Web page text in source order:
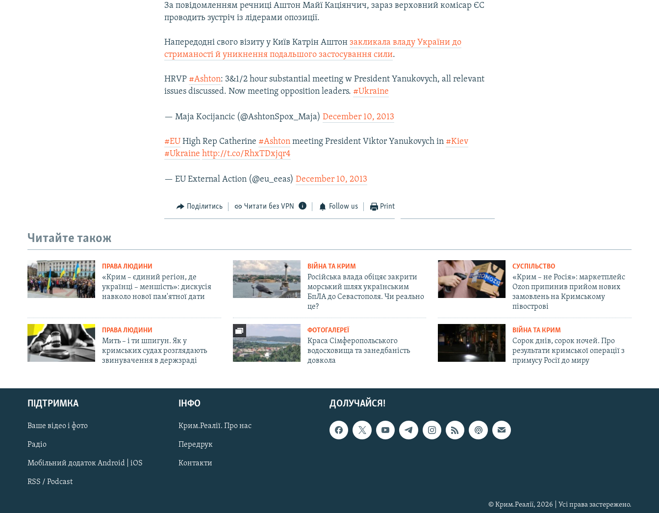
Русский
Qırımtatar
ДОЛУЧАЙСЯ!
За повідомленням речниці Аштон Майї Каціянчич, зараз верховний комісар ЄС
проводить зустріч із лідерами опозиції.
Напередодні свого візиту у Київ Катрін Аштонзакликала владу України до
стриманості й уникнення подальшого застосування сили.
HRVP #Ashton: 3&1/2 hour substantial meeting w President Yanukovych, all relevant
issues discussed. Now meeting opposition leaders. #Ukraine
— Maja Kocijancic (@AshtonSpox_Maja)December 10, 2013
#EU High Rep Catherine #Ashton meeting President Viktor Yanukovych in #Kiev
#Ukraine http://t.co/RhxTDxjqr4
— EU External Action (@eu_eeas)December 10, 2013
Поділитись Читати без VPN Follow us Print
Читайте також
ПРАВА ЛЮДИНИ
«Крим – єдиний регіон, де
українці – меншість»: дискусія
навколо нової пам'ятної дати
ВІЙНА ТА КРИМ
Російська влада обіцяє закрити
морський шлях українським
БпЛА до Севастополя. Чи реально
це?
СУСПІЛЬСТВО
«Крим – не Росія»: маркетплейс
Ozon припинив прийом нових
замовлень на Кримському
півострові
ПРАВА ЛЮДИНИ
Мить – і ти шпигун. Як у
кримських судах розглядають
звинувачення в держзраді
ФОТОГАЛЕРЕЇ
Краса Сімферопольського
водосховища та занедбаність
довкола
ВІЙНА ТА КРИМ
Сорок днів, сорок ночей. Про
результати кримської операції з
примусу Росії до миру
ДОЛУЧАЙСЯ!
ПІДТРИМКА
Ваше відео і фото
Радіо
Мобільний додаток Android | iOS
RSS / Podcast
ІНФО
Крим.Реалії. Про нас
Передрук
Контакти
© Крим.Реалії, 2026 | Усі права застережено.